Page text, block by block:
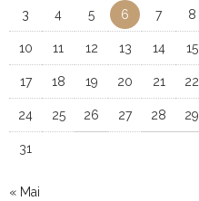
3 4 5 6 7 8
10 11 12 13 14 15
17 18 19 20 21 22
24 25 26 27 28 29
31
« Mai